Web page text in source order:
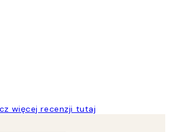
więcej recenzji tutaj